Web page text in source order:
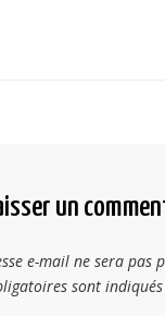
un
e-mail ne sera pas
sont indiqués